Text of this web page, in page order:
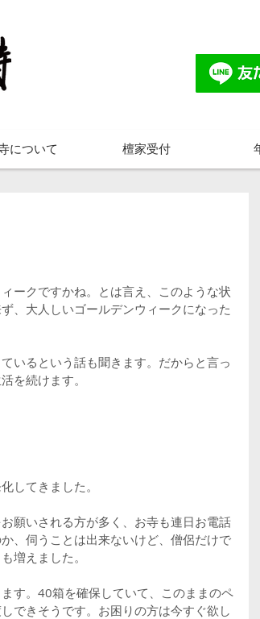
について 檀家受付
ークですかね。とは言え、このような状
、大人しいゴールデンウィークになった
いるという話も聞きます。だからと言っ
を続けます。
してきました。
願いされる方が多く、お寺も連日お電話
、伺うことは出来ないけど、僧侶だけで
増えました。
す。40箱を確保していて、このままのペ
できそうです。お困りの方は今すぐ欲し